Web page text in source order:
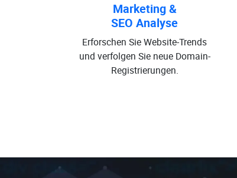
Marketing &
SEO Analyse
Erforschen Sie Website-Trends
und verfolgen Sie neue Domain-
Registrierungen.